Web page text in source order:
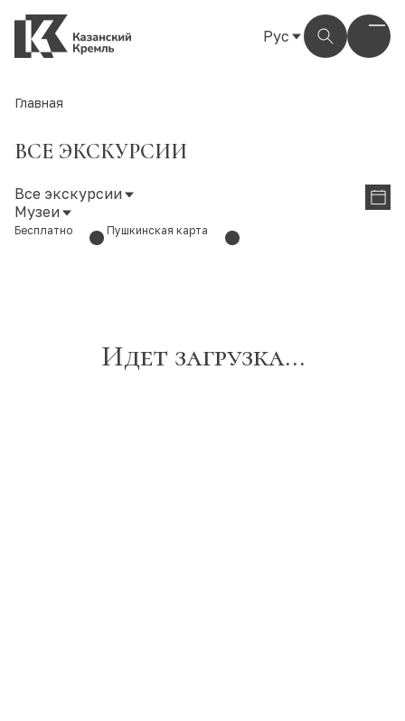
Рус
Главная
ВСЕ ЭКСКУРСИИ
Все экскурсии
Музеи
Бесплатно Пушкинская карта
Идет загрузка...